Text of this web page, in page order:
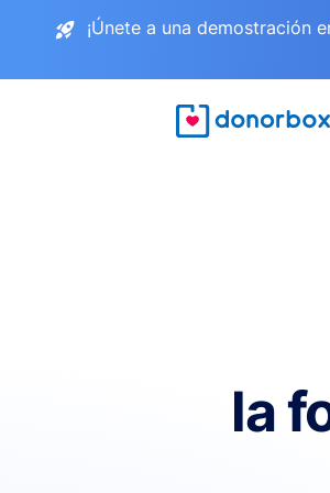
¡Únete a una demostración
la